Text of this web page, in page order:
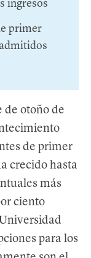
ingresos
primer
de otoño de
de primer
crecido hasta
más
ciento
para los